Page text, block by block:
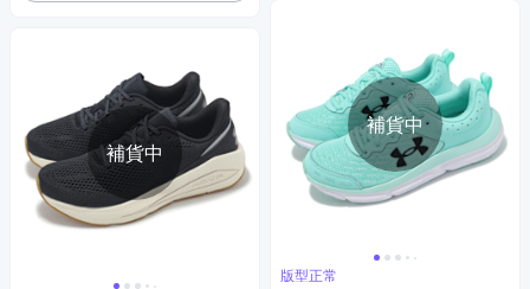
補貨中
補貨中
版型正常